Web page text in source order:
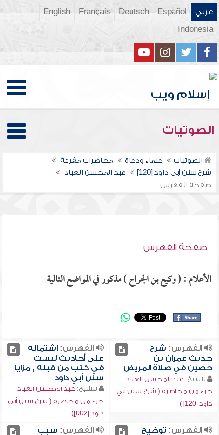
عربي Español
Deutsch
Français
English
Indonesia
الصوتيات
الصوتيات علماء ودعاة
محاضرات مفرغة
شرح سنن أبي داود [120]
عبد المحسن العباد
صفحة الفهرس
صفحة الفهرس
الأعلام : ( وكيع بن الجراح ) مذكور في المواضع التالية
الفهرس: شرح
حديث عمران بن
حصين في صلاة المريض
للشيخ: عبد المحسن العباد
جزء من محاضرة ( شرح سنن أبي
داود [120])
الفهرس:اشتماله
على أحاديث ليست
في كتب من قبله , مزايا
سنن أبي داود
للشيخ: عبد المحسن العباد
جزء من محاضرة ( شرح سنن أبي
داود [002])
الفهرس: توضيح
الفهرس: سبب